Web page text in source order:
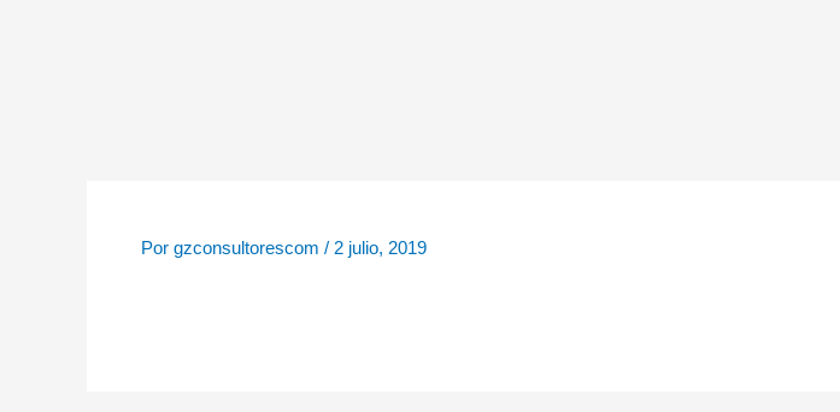
Por gzconsultorescom / 2 julio, 2019